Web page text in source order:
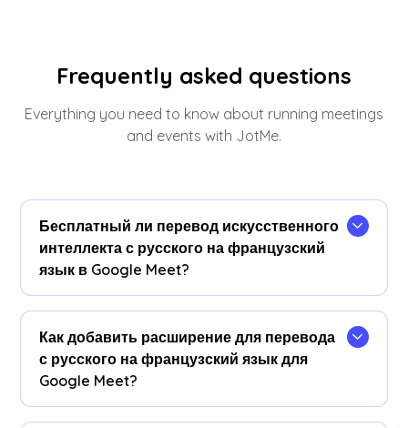
Frequently asked questions
Everything you need to know about running meetings
and events with JotMe.
Бесплатный ли перевод искусственного
интеллекта с русского на французский
язык в Google Meet?
Да! Вы можете обновить свойпландля
получения дополнительных минут перевода
при необходимости.
Как добавить расширение для перевода
с русского на французский язык для
Google Meet?
Добавьте расширение JotMe Chrome, задайте